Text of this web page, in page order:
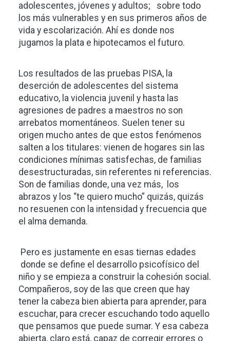
adolescentes, jóvenes y adultos; sobre todo
los más vulnerables y en sus primeros años de
vida y escolarización. Ahí es donde nos
jugamos la plata e hipotecamos el futuro.
Los resultados de las pruebas PISA, la
deserción de adolescentes del sistema
educativo, la violencia juvenil y hasta las
agresiones de padres a maestros no son
arrebatos momentáneos. Suelen tener su
origen mucho antes de que estos fenómenos
salten a los titulares: vienen de hogares sin las
condiciones mínimas satisfechas, de familias
desestructuradas, sin referentes ni referencias.
Son de familias donde, una vez más, los
abrazos y los “te quiero mucho” quizás, quizás
no resuenen con la intensidad y frecuencia que
el alma demanda.
Pero es justamente en esas tiernas edades
donde se define el desarrollo psicofísico del
niño y se empieza a construir la cohesión social.
Compañeros, soy de las que creen que hay
tener la cabeza bien abierta para aprender, para
escuchar, para crecer escuchando todo aquello
que pensamos que puede sumar. Y esa cabeza
abierta, claro está, capaz de corregir errores o